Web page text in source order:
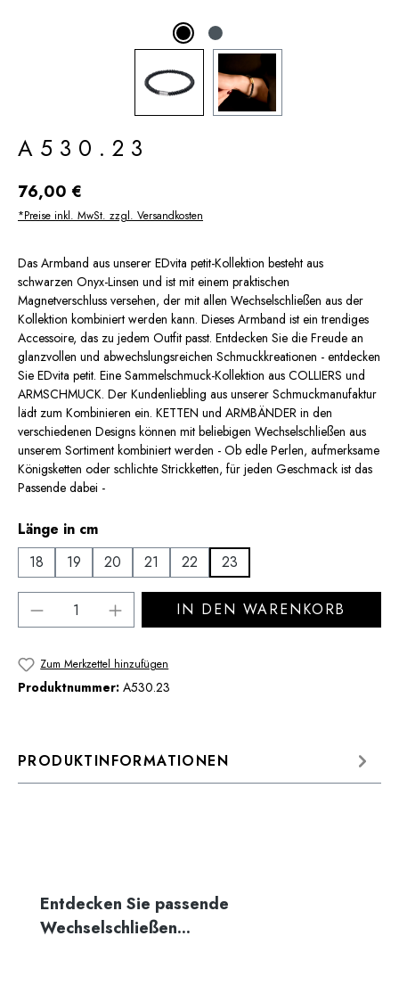
A530.23
Regulärer Preis:
76,00 €
*Preise inkl. MwSt. zzgl. Versandkosten
Das Armband aus unserer EDvita petit-Kollektion besteht aus
schwarzen Onyx-Linsen und ist mit einem praktischen
Magnetverschluss versehen, der mit allen Wechselschließen aus der
Kollektion kombiniert werden kann. Dieses Armband ist ein trendiges
Accessoire, das zu jedem Outfit passt. Entdecken Sie die Freude an
glanzvollen und abwechslungsreichen Schmuckkreationen - entdecken
Sie EDvita petit. Eine Sammelschmuck-Kollektion aus COLLIERS und
ARMSCHMUCK. Der Kundenliebling aus unserer Schmuckmanufaktur
lädt zum Kombinieren ein. KETTEN und ARMBÄNDER in den
verschiedenen Designs können mit beliebigen Wechselschließen aus
unserem Sortiment kombiniert werden - Ob edle Perlen, aufmerksame
Königsketten oder schlichte Strickketten, für jeden Geschmack ist das
Passende dabei -
Länge in cmauswählen
18
19 20 21 22 23
Produkt Anzahl: Gib den gewünschten
IN DEN WARENKORB
Zum Merkzettel hinzufügen
Produktnummer: A530.23
PRODUKTINFORMATIONEN
Produktgalerie überspringen
Entdecken Sie passende
Wechselschließen...